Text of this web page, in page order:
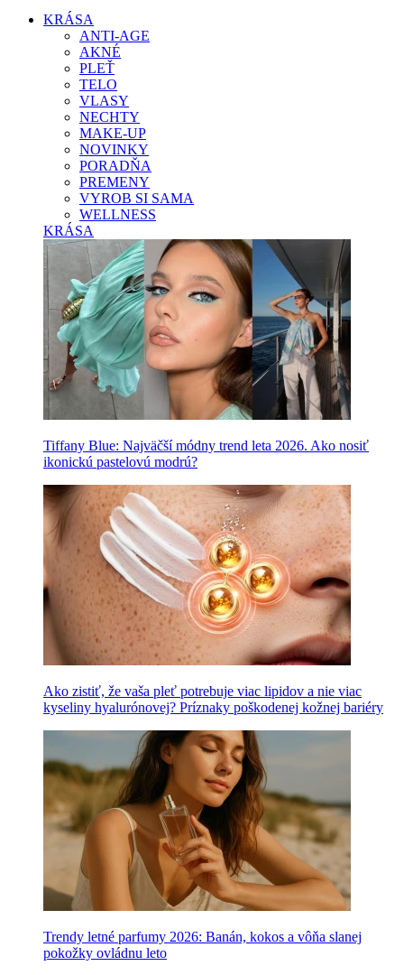
KRÁSA
ANTI-AGE
AKNÉ
PLEŤ
TELO
VLASY
NECHTY
MAKE-UP
NOVINKY
PORADŇA
PREMENY
VYROB SI SAMA
WELLNESS
KRÁSA
Tiffany Blue: Najväčší módny trend leta 2026. Ako nosiť
ikonickú pastelovú modrú?
Ako zistiť, že vaša pleť potrebuje viac lipidov a nie viac
kyseliny hyalurónovej? Príznaky poškodenej kožnej bariéry
Trendy letné parfumy 2026: Banán, kokos a vôňa slanej
pokožky ovládnu leto